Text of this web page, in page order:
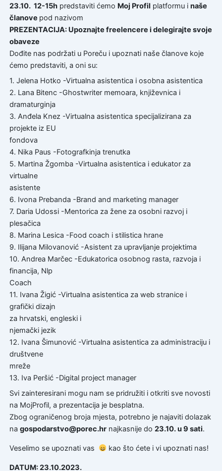
23.10. 12-15hpredstaviti ćemo Moj Profil platformu i naše
članove pod nazivom
PREZENTACIJA: Upoznajte freelencere i delegirajte svoje
obaveze
Dođite nas podržati u Poreču i upoznati naše članove koje
ćemo predstaviti, a oni su:
1. Jelena Hotko -Virtualna asistentica i osobna asistentica
2. Lana Bitenc -Ghostwriter memoara, književnica i
dramaturginja
3. Anđela Knez -Virtualna asistentica specijalizirana za
projekte iz EU
fondova
4. Nika Paus -Fotografkinja trenutka
5. Martina Žgomba -Virtualna asistentica i edukator za
virtualne
asistente
6. Ivona Prebanda -Brand and marketing manager
7. Daria Udossi -Mentorica za žene za osobni razvoj i
plesačica
8. Marina Lesica -Food coach i stilistica hrane
9. Ilijana Milovanović -Asistent za upravljanje projektima
10. Andrea Marčec -Edukatorica osobnog rasta, razvoja i
financija, Nlp
Coach
11. Ivana Žigić -Virtualna asistentica za web stranice i
grafički dizajn
za hrvatski, engleski i
njemački jezik
12. Ivana Šimunović -Virtualna asistentica za administraciju i
društvene
mreže
13. Iva Peršić -Digital project manager
Svi zainteresirani mogu nam se pridružiti i otkriti sve novosti
na MojProfil, a prezentacija je besplatna.
Zbog ograničenog broja mjesta, potrebno je najaviti dolazak
na gospodarstvo@porec.hrnajkasnije do 23.10. u 9 sati.
Veselimo se upoznati vas kao što ćete i vi upoznati nas!
DATUM: 23.10.2023.